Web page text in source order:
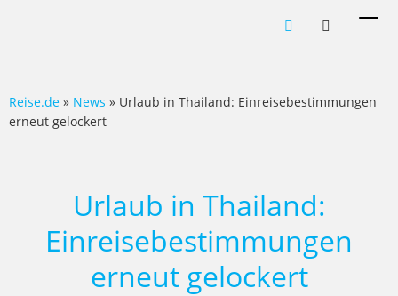
Reise.de » News » Urlaub in Thailand: Einreisebestimmungen
erneut gelockert
Urlaub in Thailand:
Einreisebestimmungen
erneut gelockert